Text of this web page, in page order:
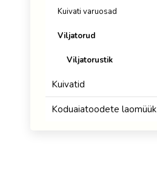
Kuivati varuosad
Viljatorud
Viljatorustik
Kuivatid
Koduaiatoodete laomüük